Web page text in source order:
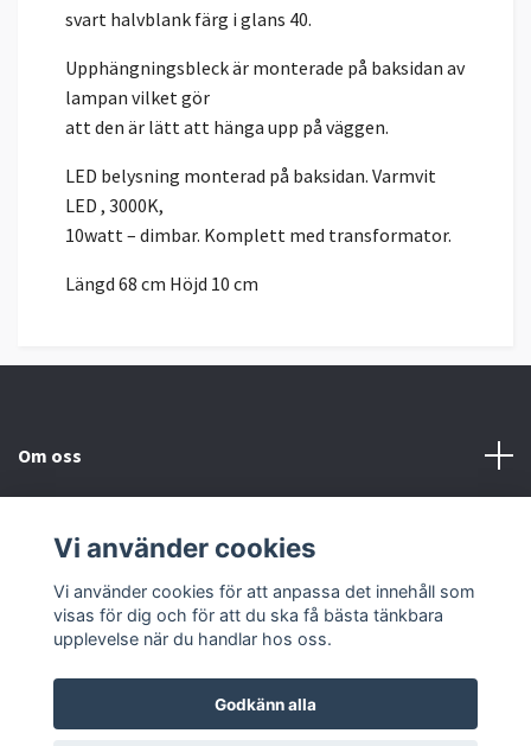
svart halvblank färg i glans 40.
Upphängningsbleck är monterade på baksidan av
lampan vilket gör
att den är lätt att hänga upp på väggen.
LED belysning monterad på baksidan. Varmvit
LED , 3000K,
10watt – dimbar. Komplett med transformator.
Längd 68 cm Höjd 10 cm
Om oss
Sociala medier
Vi använder cookies
Vi använder cookies för att anpassa det innehåll som
visas för dig och för att du ska få bästa tänkbara
upplevelse när du handlar hos oss.
Godkänn alla